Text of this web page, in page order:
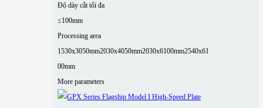
Độ dày cắt tối đa
≤100mm
Processing area
1530x3050mm2030x4050mm2030x6100mm2540x61
00mm
More parameters